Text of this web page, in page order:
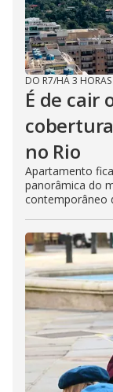
DO R7/HÁ 3 HORAS
É de cair
no Rio
Apartamento
panorâmica do
contemporâneo